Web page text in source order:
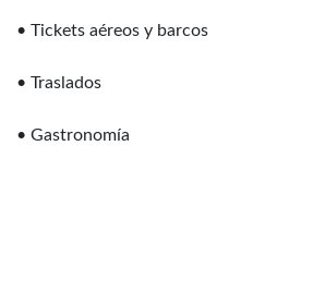
• Tickets aéreos y barcos
• Traslados
• Gastronomía